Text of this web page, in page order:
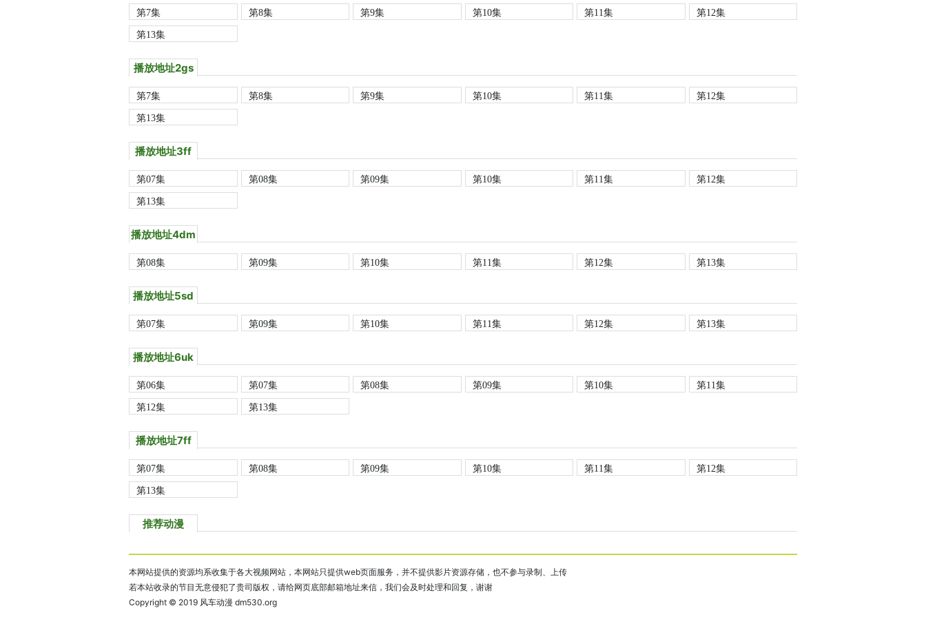
第7集 第8集 第9集 第10集 第11集
第12集
第13集
播放地址2gs
第7集 第8集 第9集 第10集 第11集
第12集
第13集
播放地址3ff
第07集 第08集 第09集 第10集 第11集
第12集
第13集
播放地址4dm
第08集 第09集 第10集 第11集 第12集 第13集
播放地址5sd
第07集 第09集 第10集 第11集 第12集 第13集
播放地址6uk
第06集 第07集 第08集 第09集 第10集
第11集
第12集
第13集
播放地址7ff
第07集 第08集 第09集 第10集 第11集
第12集
第13集
推荐动漫
本网站提供的资源均系收集于各大视频网站，本网站只提供web页面服务，并不提供影片资源存储，也不参与录制、上传
若本站收录的节目无意侵犯了贵司版权，请给网页底部邮箱地址来信，我们会及时处理和回复，谢谢
Copyright © 2019 风车动漫 dm530.org